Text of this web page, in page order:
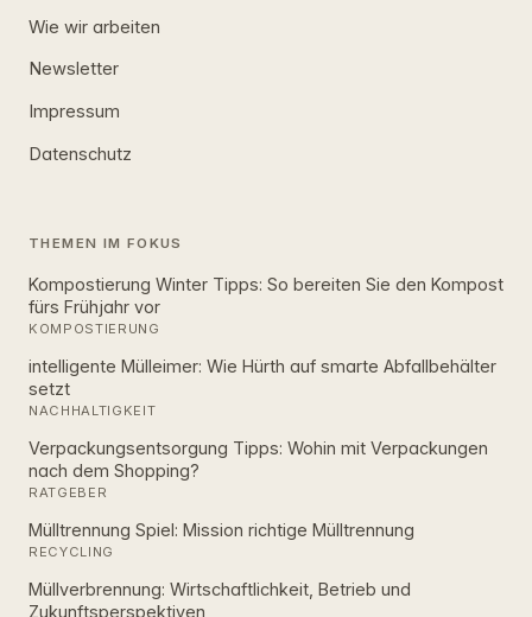
Wie wir arbeiten
Newsletter
Impressum
Datenschutz
THEMEN IM FOKUS
Kompostierung Winter Tipps: So bereiten Sie den Kompost
fürs Frühjahr vor
KOMPOSTIERUNG
intelligente Mülleimer: Wie Hürth auf smarte Abfallbehälter
setzt
NACHHALTIGKEIT
Verpackungsentsorgung Tipps: Wohin mit Verpackungen
nach dem Shopping?
RATGEBER
Mülltrennung Spiel: Mission richtige Mülltrennung
RECYCLING
Müllverbrennung: Wirtschaftlichkeit, Betrieb und
Zukunftsperspektiven